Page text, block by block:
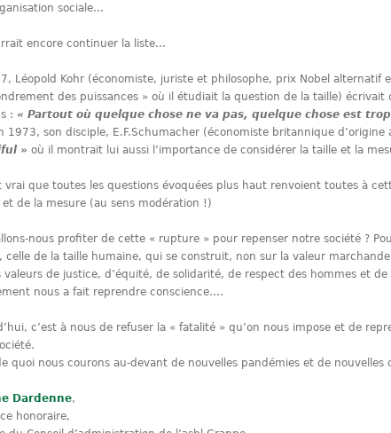
sociale…
encore continuer la liste…
Léopold Kohr (économiste, juriste et philosophe, prix Nobel alternatif
des puissances » où il étudiait la question de la taille)
: « Partout où quelque chose ne va pas, quelque chose est
1973, son disciple, E.F.Schumacher (économiste britannique d’origine
» où il montrait lui aussi l’importance de considérer la taille et la
vrai que toutes les questions évoquées plus haut renvoient toutes à
et de la mesure (au sens modération !)
nous profiter de cette « rupture » pour repenser notre société ?
celle de la taille humaine, qui se construit, non sur la valeur
valeurs de justice, d’équité, de solidarité, de respect des hommes et
nous a fait reprendre conscience….
c’est à nous de refuser la « fatalité » qu’on nous impose et de
quoi nous courons au-devant de nouvelles pandémies et de nouvelles
Dardenne,
honoraire,